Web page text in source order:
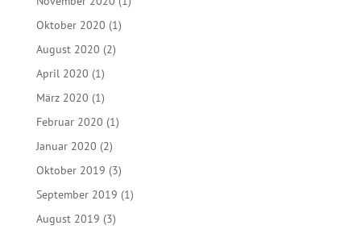
Oktober 2020 (1)
August 2020 (2)
April 2020 (1)
März 2020 (1)
Februar 2020 (1)
Januar 2020 (2)
Oktober 2019 (3)
September 2019 (1)
August 2019 (3)